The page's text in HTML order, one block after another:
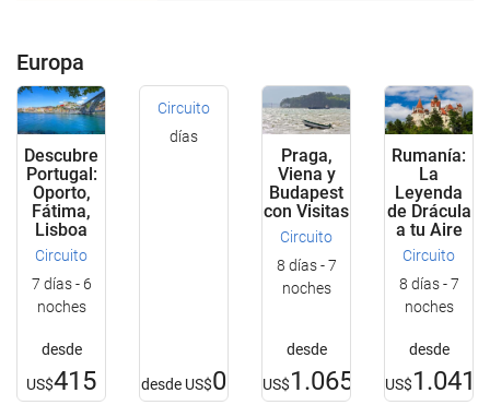
Europa
Descubre
Portugal:
Oporto,
Fátima,
Lisboa
Circuito
7 días - 6
noches
desde
US$415
Circuito
días
desde US$0
Praga,
Viena y
Budapest
con Visitas
Circuito
8 días - 7
noches
desde
US$1.065
Rumanía:
La
Leyenda
de Drácula
a tu Aire
Circuito
8 días - 7
noches
desde
US$1.041